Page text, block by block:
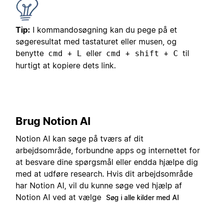
Tip: I kommandosøgning kan du pege på et
søgeresultat med tastaturet eller musen, og
benytte cmd + L eller cmd + shift + C til
hurtigt at kopiere dets link.
Brug Notion AI
Notion AI kan søge på tværs af dit
arbejdsområde, forbundne apps og internettet for
at besvare dine spørgsmål eller endda hjælpe dig
med at udføre research. Hvis dit arbejdsområde
har Notion AI, vil du kunne søge ved hjælp af
Notion AI ved at vælge Søg i alle kilder med AI